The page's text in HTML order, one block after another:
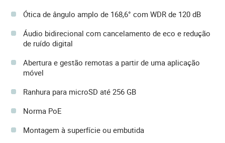
Ótica de ângulo amplo de 168,6° com WDR de 120 dB
Áudio bidirecional com cancelamento de eco e redução
de ruído digital
Abertura e gestão remotas a partir de uma aplicação
móvel
Ranhura para microSD até 256 GB
Norma PoE
Montagem à superfície ou embutida